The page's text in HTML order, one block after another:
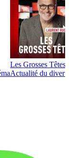
Les Grosses Têtes
Actualité du